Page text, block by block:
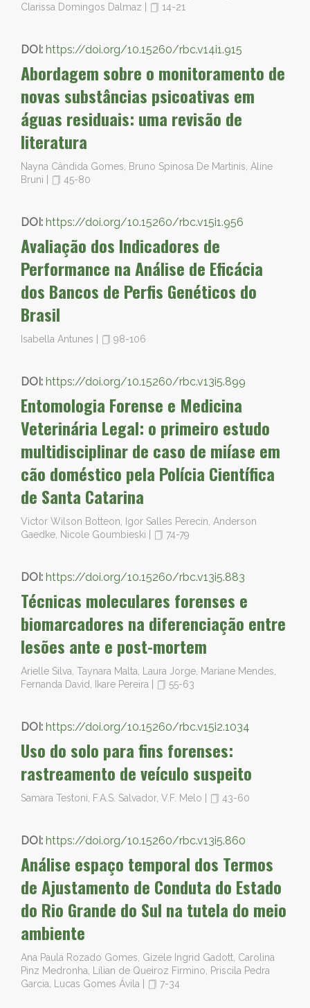
Clarissa Domingos Dalmaz
14-21
DOI: https://doi.org/10.15260/rbc.v14i1.915
Abordagem sobre o monitoramento de
novas substâncias psicoativas em
águas residuais: uma revisão de
literatura
Nayna Cândida Gomes, Bruno Spinosa De Martinis, Aline
Bruni
45-80
DOI: https://doi.org/10.15260/rbc.v15i1.956
Avaliação dos Indicadores de
Performance na Análise de Eficácia
dos Bancos de Perfis Genéticos do
Brasil
Isabella Antunes 98-106
DOI: https://doi.org/10.15260/rbc.v13i5.899
Entomologia Forense e Medicina
Veterinária Legal: o primeiro estudo
multidisciplinar de caso de miíase em
cão doméstico pela Polícia Científica
de Santa Catarina
Victor Wilson Botteon, Igor Salles Perecin, Anderson
Gaedke, Nicole Goumbieski
74-79
DOI: https://doi.org/10.15260/rbc.v13i5.883
Técnicas moleculares forenses e
biomarcadores na diferenciação entre
lesões ante e post-mortem
Arielle Silva, Taynara Malta, Laura Jorge, Mariane Mendes,
Fernanda David, Ikare Pereira
55-63
DOI: https://doi.org/10.15260/rbc.v15i2.1034
Uso do solo para fins forenses:
rastreamento de veículo suspeito
Samara Testoni, F.A.S. Salvador, V.F. Melo 43-60
DOI: https://doi.org/10.15260/rbc.v13i5.860
Análise espaço temporal dos Termos
de Ajustamento de Conduta do Estado
do Rio Grande do Sul na tutela do meio
ambiente
Ana Paula Rozado Gomes, Gizele Ingrid Gadott, Carolina
Pinz Medronha, Lílian de Queiroz Firmino, Priscila Pedra
Garcia, Lucas Gomes Ávila
7-34